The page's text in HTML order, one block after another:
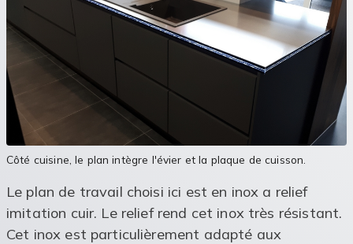
Côté cuisine, le plan intègre l'évier et la plaque de cuisson.
Le plan de travail choisi ici est en inox a relief
imitation cuir. Le relief rend cet inox très résistant.
Cet inox est particulièrement adapté aux